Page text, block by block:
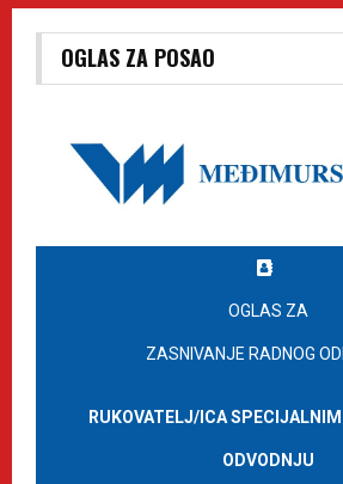
OGLAS ZA POSAO
OGLAS ZA
ZASNIVANJE RADNOG
RUKOVATELJ/ICA
ODVODNJU